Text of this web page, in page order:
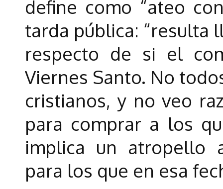
define como “ateo
tarda pública: “resulta
respecto de si el
Viernes Santo. No
cristianos, y no veo
para comprar a los
implica un atropello
para los que en esa